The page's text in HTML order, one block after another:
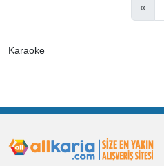
«
Karaoke